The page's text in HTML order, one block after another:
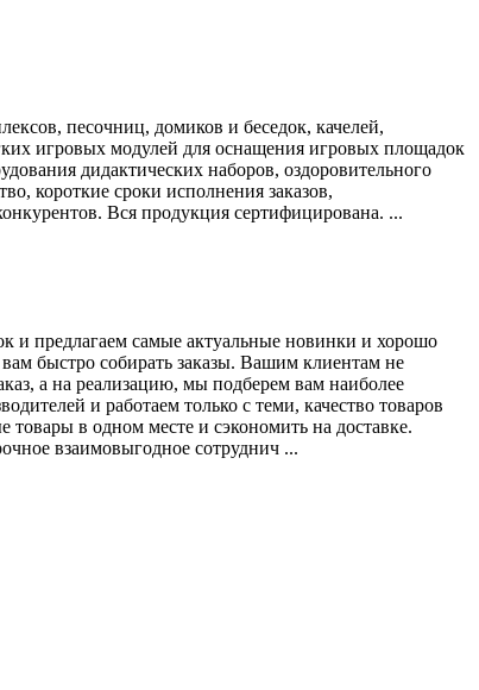
песочниц, домиков и беседок, качелей,
игровых модулей для оснащения игровых площадок
дидактических наборов, оздоровительного
короткие сроки исполнения заказов,
Вся продукция сертифицирована. ...
и предлагаем самые актуальные новинки и хорошо
быстро собирать заказы. Вашим клиентам не
а на реализацию, мы подберем вам наиболее
и работаем только с теми, качество товаров
в одном месте и сэкономить на доставке.
взаимовыгодное сотруднич ...